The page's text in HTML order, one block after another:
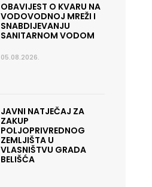
OBAVIJEST O KVARU NA
VODOVODNOJ MREŽI I
SNABDIJEVANJU
SANITARNOM VODOM
05.08.2026.
JAVNI NATJEČAJ ZA
ZAKUP
POLJOPRIVREDNOG
ZEMLJIŠTA U
VLASNIŠTVU GRADA
BELIŠĆA